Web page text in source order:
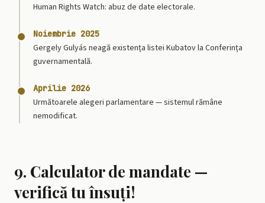
Human Rights Watch: abuz de date electorale.
Noiembrie 2025
Gergely Gulyás neagă existența listei Kubatov la Conferința
guvernamentală.
Aprilie 2026
Următoarele alegeri parlamentare — sistemul rămâne
nemodificat.
9. Calculator de mandate —
verifică tu însuți!